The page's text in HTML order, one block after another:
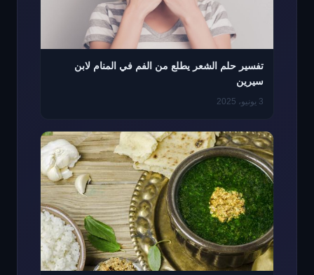
تفسير حلم الشعر يطلع من الفم في المنام لابن
سيرين
3 يونيو، 2025